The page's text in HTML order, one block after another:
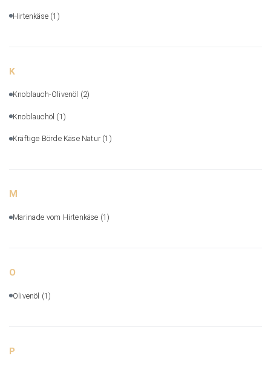
Hirtenkäse (1)
K
Knoblauch-Olivenöl (2)
Knoblauchöl (1)
Kräftige Börde Käse Natur (1)
M
Marinade vom Hirtenkäse (1)
O
Olivenöl (1)
P